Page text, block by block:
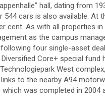
hall, dating from
cars is also available. At
As with all properties in
as the campus
four single-asset
Core+ special
West
to the nearby A94
was completed in 2004